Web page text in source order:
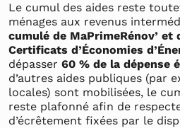
Le cumul des aides reste
ménages aux revenus
cumulé de MaPrimeRénov’ et
Certificats d’Économies
dépasser 60 % de la dépense
d’autres aides publiques (par
locales) sont mobilisées, le
reste plafonné afin de
d’écrêtement fixées par le